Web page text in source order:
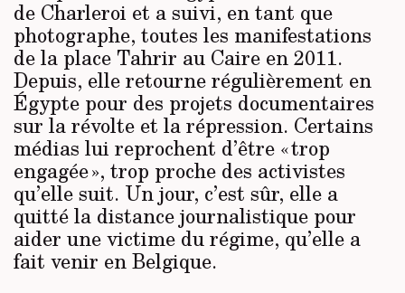
de Charleroi et a suivi, en tant que
photographe, toutes les manifestations
de la place Tahrir au Caire en 2011.
Depuis, elle retourne régulièrement en
Égypte pour des projets documentaires
sur la révolte et la répression. Certains
médias lui reprochent d’être « trop
engagée », trop proche des activistes
qu’elle suit. Un jour, c’est sûr, elle a
quitté la distance journalistique pour
aider une victime du régime, qu’elle a
fait venir en Belgique.